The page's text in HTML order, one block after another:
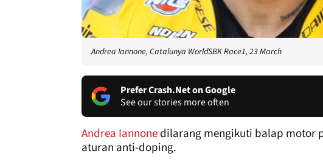
Andrea Iannone, Catalunya WorldSBK Race1, 23 March
Prefer Crash.Net on Google
See our stories more often
Andrea Iannonedilarang mengikuti balap motor
aturan anti-doping.